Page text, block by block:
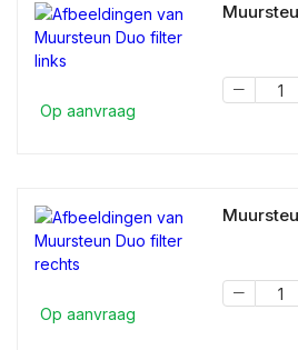
Op aanvraag
Op aanvraag